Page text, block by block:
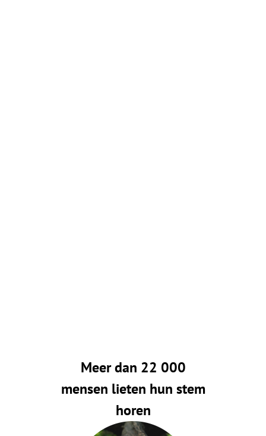
Meer dan 22 000
mensen lieten hun stem
horen